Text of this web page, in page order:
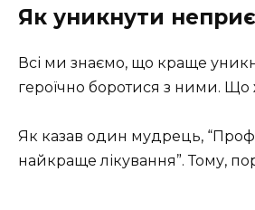
Як уникнути
Всі ми знаємо, що краще
героїчно боротися з ними. Що
Як казав один мудрець,
найкраще лікування”. Тому,